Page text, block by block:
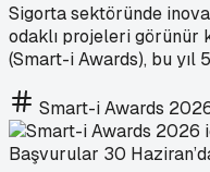
Sigorta sektöründe
odaklı projeleri görünür
(Smart-i Awards), bu yıl
Smart-i Awards